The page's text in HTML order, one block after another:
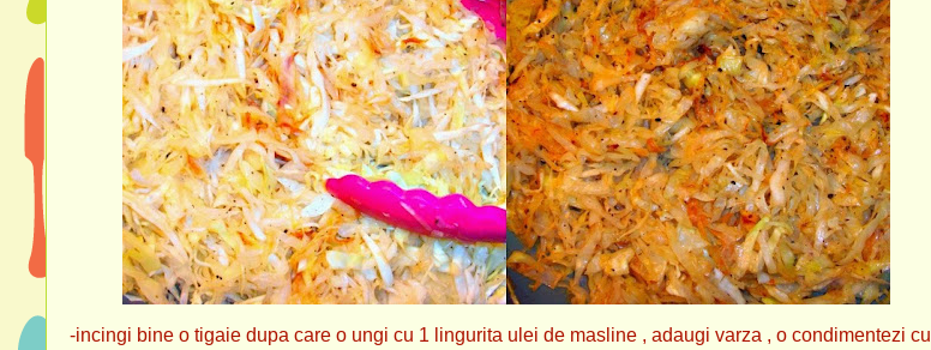
-incingi bine o tigaie dupa care o ungi cu 1 lingurita ulei de masline , adaugi varza , o condimentezi cu